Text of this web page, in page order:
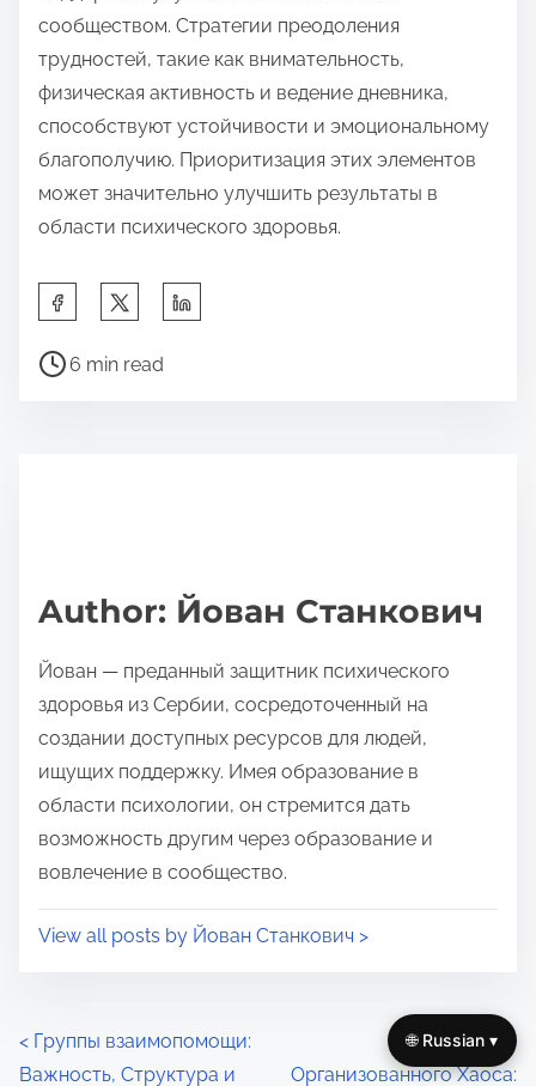
сообществом. Стратегии преодоления
трудностей, такие как внимательность,
физическая активность и ведение дневника,
способствуют устойчивости и эмоциональному
благополучию. Приоритизация этих элементов
может значительно улучшить результаты в
области психического здоровья.
a
p
s
t
o
n
:
P
t
i
6 min read
Author: Йован Станкович
Йован — преданный защитник психического
здоровья из Сербии, сосредоточенный на
создании доступных ресурсов для людей,
ищущих поддержку. Имея образование в
области психологии, он стремится дать
возможность другим через образование и
вовлечение в сообщество.
View all posts by Йован Станкович >
P
< Группы взаимопомощи:
Важность, Структура и
Определение
Организованного Хаоса:
🌐 Russian ▾